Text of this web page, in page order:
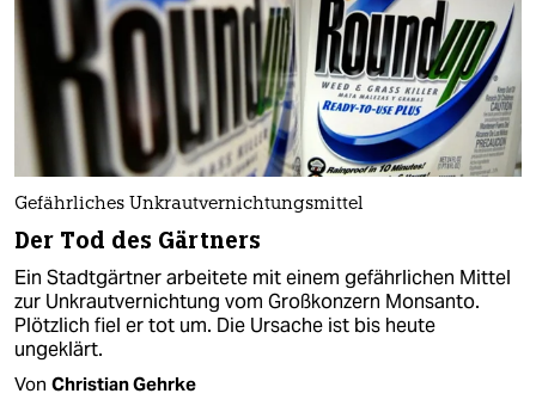
Gefährliches Unkrautvernichtungsmittel
Der Tod des Gärtners
Ein Stadtgärtner arbeitete mit einem gefährlichen Mittel
zur Unkrautvernichtung vom Großkonzern Monsanto.
Plötzlich fiel er tot um. Die Ursache ist bis heute
ungeklärt.
Von Christian Gehrke